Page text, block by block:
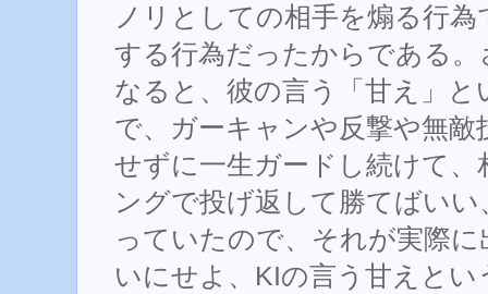
ノリとしての相手を煽る行
する行為だったからである
なると、彼の言う「甘え」と
で、ガーキャンや反撃や無
せずに一生ガードし続けて
ングで投げ返して勝てばい
っていたので、それが実際
いにせよ、KIの言う甘えと